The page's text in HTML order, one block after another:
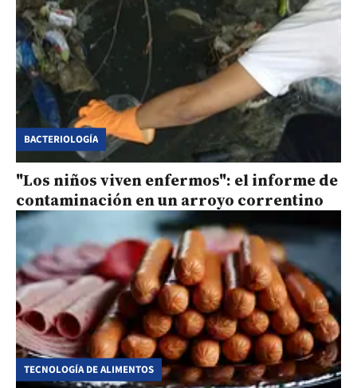
BACTERIOLOGÍA
"Los niños viven enfermos": el informe de
contaminación en un arroyo correntino
TECNOLOGÍA DE ALIMENTOS